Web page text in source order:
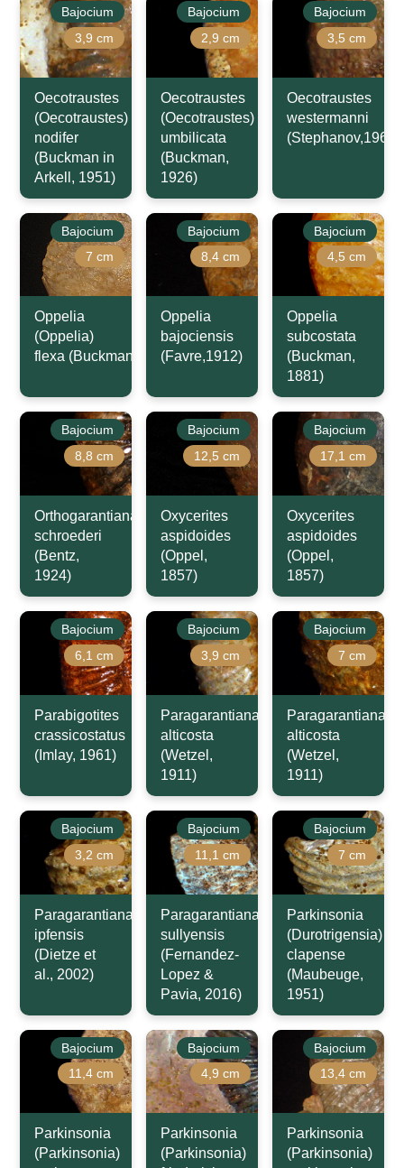
Bajocium
3,9 cm
Oecotraustes
(Oecotraustes)
nodifer
(Buckman in
Arkell, 1951)
Bajocium
2,9 cm
Oecotraustes
(Oecotraustes)
umbilicata
(Buckman,
1926)
Bajocium
3,5 cm
Oecotraustes
westermanni
(Stephanov,1966)
Bajocium
7 cm
Oppelia
(Oppelia)
flexa (Buckman,1924)
Bajocium
8,4 cm
Oppelia
bajociensis
(Favre,1912)
Bajocium
4,5 cm
Oppelia
subcostata
(Buckman,
1881)
Bajocium
8,8 cm
Orthogarantiana
schroederi
(Bentz,
1924)
Bajocium
12,5 cm
Oxycerites
aspidoides
(Oppel,
1857)
Bajocium
17,1 cm
Oxycerites
aspidoides
(Oppel,
1857)
Bajocium
6,1 cm
Parabigotites
crassicostatus
(Imlay, 1961)
Bajocium
3,9 cm
Paragarantiana
alticosta
(Wetzel,
1911)
Bajocium
7 cm
Paragarantiana
alticosta
(Wetzel,
1911)
Bajocium
3,2 cm
Paragarantiana
ipfensis
(Dietze et
al., 2002)
Bajocium
11,1 cm
Paragarantiana
sullyensis
(Fernandez-
Lopez &
Pavia, 2016)
Bajocium
7 cm
Parkinsonia
(Durotrigensia)
clapense
(Maubeuge,
1951)
Bajocium
11,4 cm
Parkinsonia
(Parkinsonia)
Bajocium
4,9 cm
Parkinsonia
(Parkinsonia)
Bajocium
13,4 cm
Parkinsonia
(Parkinsonia)